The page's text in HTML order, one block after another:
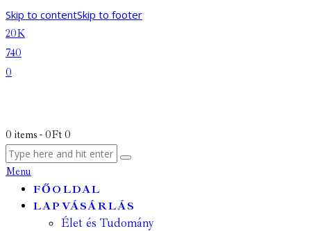
Skip to contentSkip to footer
20K
740
0
0 items - 0Ft 0
Menu
FŐOLDAL
LAPVÁSÁRLÁS
Élet és Tudomány